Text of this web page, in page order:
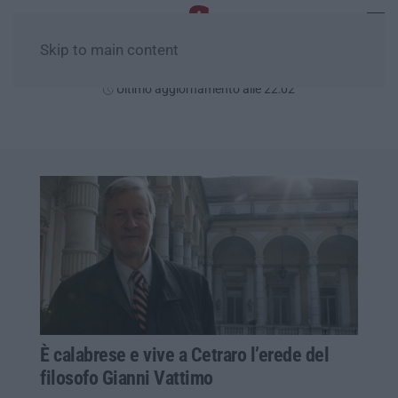
Skip to main content
Ultimo aggiornamento alle 22:02
È calabrese e vive a Cetraro l’erede del
filosofo Gianni Vattimo